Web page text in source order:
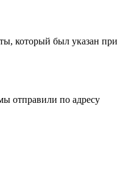
который был указан при
отправили по адресу